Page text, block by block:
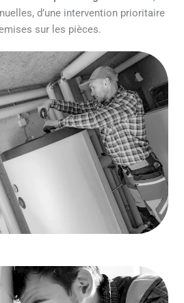
d’une intervention prioritaire
sur les pièces.